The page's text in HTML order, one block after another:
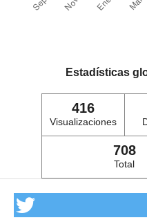
Estadísticas
416
Visualizaciones
708
Total